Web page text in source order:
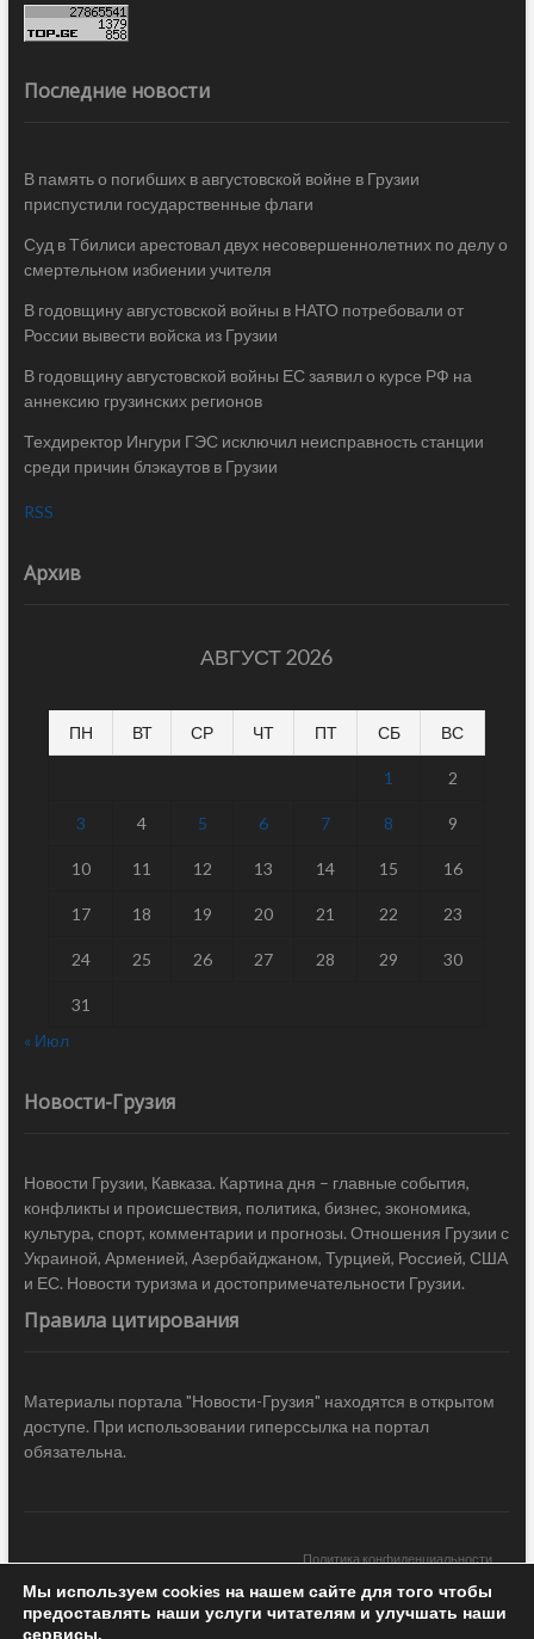
Последние новости
В память о погибших в августовской войне в Грузии
приспустили государственные флаги
Суд в Тбилиси арестовал двух несовершеннолетних по делу о
смертельном избиении учителя
В годовщину августовской войны в НАТО потребовали от
России вывести войска из Грузии
В годовщину августовской войны ЕС заявил о курсе РФ на
аннексию грузинских регионов
Техдиректор Ингури ГЭС исключил неисправность станции
среди причин блэкаутов в Грузии
RSS
Архив
АВГУСТ 2026
ПН ВТ СР ЧТ ПТ СБ ВС
1 2
3 4 5 6 7 8 9
10 11 12 13 14 15 16
17 18 19 20 21 22 23
24 25 26 27 28 29 30
31
« Июл
Новости-Грузия
Новости Грузии, Кавказа. Картина дня – главные события,
конфликты и происшествия, политика, бизнес, экономика,
культура, спорт, комментарии и прогнозы. Отношения Грузии с
Украиной, Арменией, Азербайджаном, Турцией, Россией, США
и ЕС. Новости туризма и достопримечательности Грузии.
Правила цитирования
Материалы портала "Новости-Грузия" находятся в открытом
доступе. При использовании гиперссылка на портал
обязательна.
Политика конфиденциальности
Новости Грузии| Black Sea Press LTD © 2020 All Rights Reserved /
Design & development —
Мы используем cookies на нашем сайте для того чтобы
предоставлять наши услуги читателям и улучшать наши